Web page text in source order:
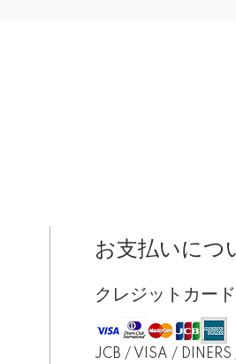
お支払いにつ
クレジットカード
JCB / VISA /